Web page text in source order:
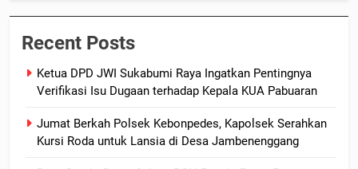
Recent Posts
Ketua DPD JWI Sukabumi Raya Ingatkan Pentingnya
Verifikasi Isu Dugaan terhadap Kepala KUA Pabuaran
Jumat Berkah Polsek Kebonpedes, Kapolsek Serahkan
Kursi Roda untuk Lansia di Desa Jambenenggang